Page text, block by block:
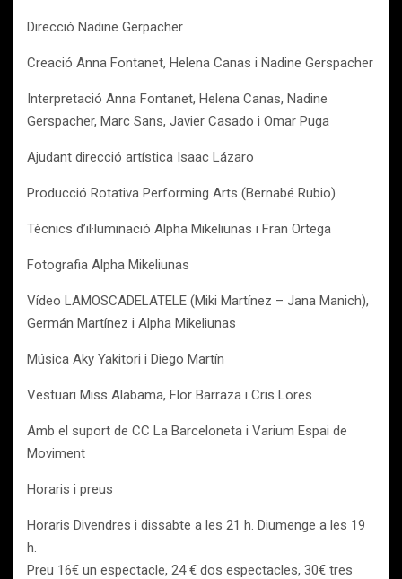
Direcció Nadine Gerpacher
Creació Anna Fontanet, Helena Canas i Nadine Gerspacher
Interpretació Anna Fontanet, Helena Canas, Nadine
Gerspacher, Marc Sans, Javier Casado i Omar Puga
Ajudant direcció artística Isaac Lázaro
Producció Rotativa Performing Arts (Bernabé Rubio)
Tècnics d’il·luminació Alpha Mikeliunas i Fran Ortega
Fotografia Alpha Mikeliunas
Vídeo LAMOSCADELATELE (Miki Martínez – Jana Manich),
Germán Martínez i Alpha Mikeliunas
Música Aky Yakitori i Diego Martín
Vestuari Miss Alabama, Flor Barraza i Cris Lores
Amb el suport de CC La Barceloneta i Varium Espai de
Moviment
Horaris i preus
Horaris Divendres i dissabte a les 21 h. Diumenge a les 19
h.
Preu 16€ un espectacle, 24 € dos espectacles, 30€ tres